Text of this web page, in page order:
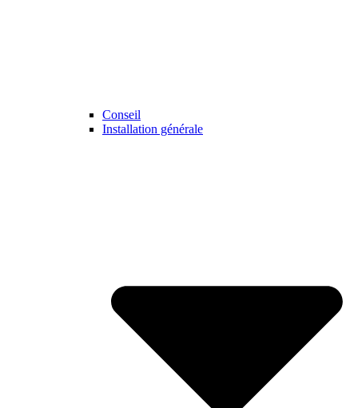
Conseil
Installation générale